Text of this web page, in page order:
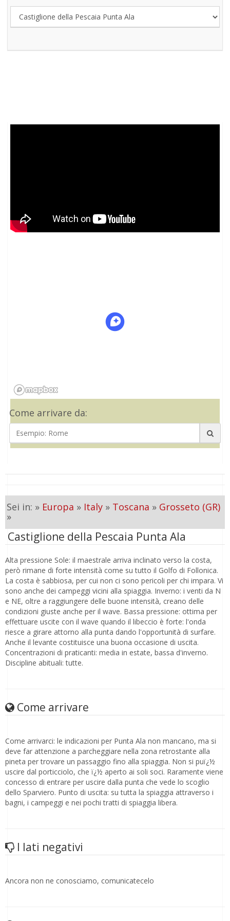
Come arrivare da:
Sei in: » Europa » Italy » Toscana » Grosseto (GR)
»
Castiglione della Pescaia Punta Ala
Alta pressione Sole: il maestrale arriva inclinato verso la costa,
però rimane di forte intensità come su tutto il Golfo di Follonica.
La costa è sabbiosa, per cui non ci sono pericoli per chi impara. Vi
sono anche dei campeggi vicini alla spiaggia. Inverno: i venti da N
e NE, oltre a raggiungere delle buone intensità, creano delle
condizioni giuste anche per il wave. Bassa pressione: ottima per
effettuare uscite con il wave quando il libeccio è forte: l'onda
riesce a girare attorno alla punta dando l'opportunità di surfare.
Anche il levante costituisce una buona occasione di uscita.
Concentrazioni di praticanti: media in estate, bassa d'inverno.
Discipline abituali: tutte.
Come arrivare
Come arrivarci: le indicazioni per Punta Ala non mancano, ma si
deve far attenzione a parcheggiare nella zona retrostante alla
pineta per trovare un passaggio fino alla spiaggia. Non si puï¿½
uscire dal porticciolo, che ï¿½ aperto ai soli soci. Raramente viene
concesso di entrare per uscire dalla punta che vede lo scoglio
dello Sparviero. Punto di uscita: su tutta la spiaggia attraverso i
bagni, i campeggi e nei pochi tratti di spiaggia libera.
I lati negativi
Ancora non ne conosciamo, comunicatecelo